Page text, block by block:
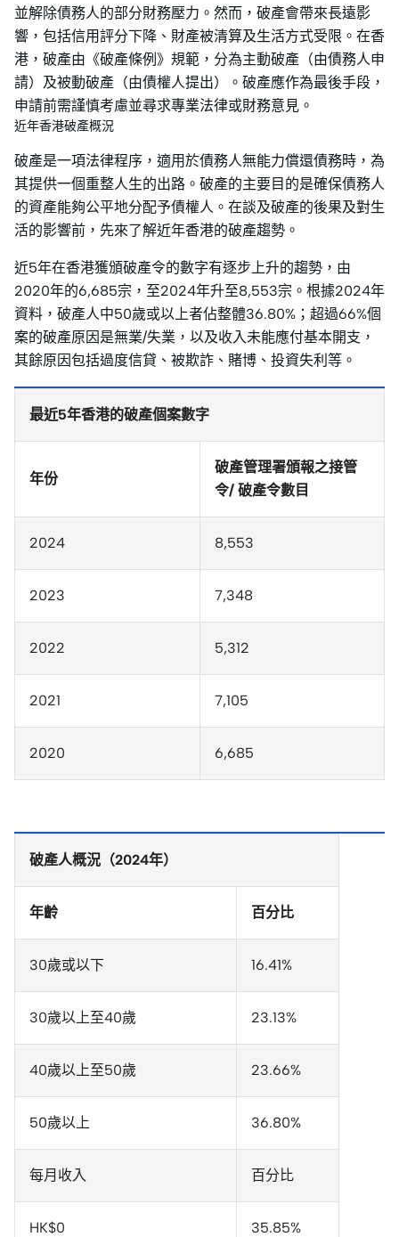
並解除債務人的部分財務壓力。然而，破產會帶來長遠影
響，包括信用評分下降、財產被清算及生活方式受限。在香
港，破產由《破產條例》規範，分為主動破產（由債務人申
請）及被動破產（由債權人提出）。破產應作為最後手段，
申請前需謹慎考慮並尋求專業法律或財務意見。
近年香港破產概況
破產是一項法律程序，適用於債務人無能力償還債務時，為
其提供一個重整人生的出路。破產的主要目的是確保債務人
的資產能夠公平地分配予債權人。在談及破產的後果及對生
活的影響前，先來了解近年香港的破產趨勢。
近5年在香港獲頒破產令的數字有逐步上升的趨勢，由
2020年的6,685宗，至2024年升至8,553宗。根據2024年
資料，破產人中50歲或以上者佔整體36.80%；超過66%個
案的破產原因是無業/失業，以及收入未能應付基本開支，
其餘原因包括過度信貸、被欺詐、賭博、投資失利等。
最近5年香港的破產個案數字
年份
破產管理署頒報之接管
令/ 破產令數目
2024 8,553
2023 7,348
2022 5,312
2021 7,105
2020 6,685
破產人概況（2024年）
年齡 百分比
30歲或以下 16.41%
30歲以上至40歲 23.13%
40歲以上至50歲 23.66%
50歲以上 36.80%
每月收入 百分比
HK$0 35.85%